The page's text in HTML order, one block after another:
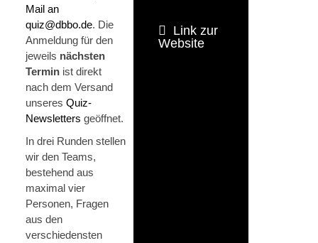
Mail an
quiz@dbbo.de. Die
Anmeldung für den
jeweils nächsten
Termin ist direkt
nach dem Versand
unseres Quiz-
Newsletters geöffnet.
In drei Runden stellen
wir den Teams,
bestehend aus
maximal vier
Personen, Fragen
aus den
verschiedensten
Link zur
Website